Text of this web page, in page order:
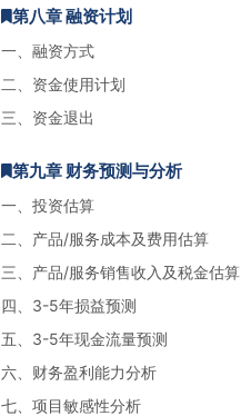
第八章 融资计划
一、融资方式
二、资金使用计划
三、资金退出
第九章 财务预测与分析
一、投资估算
二、产品/服务成本及费用估算
三、产品/服务销售收入及税金估算
四、3-5年损益预测
五、3-5年现金流量预测
六、财务盈利能力分析
七、项目敏感性分析